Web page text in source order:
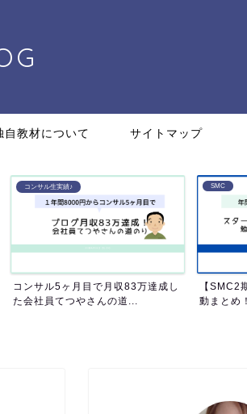
自教材について サイトマップ
コンサル生実績♪
ンサル5ヶ月目で月収83万達成し
会社員てつやさんの道...
SMC
【SMC2期】
動まとめ！メ